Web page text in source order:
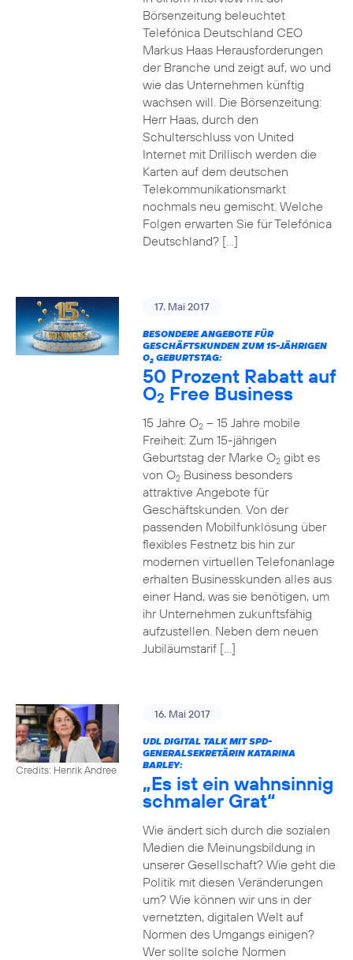
Börsenzeitung beleuchtet
Telefónica Deutschland CEO
Markus Haas Herausforderungen
der Branche und zeigt auf, wo und
wie das Unternehmen künftig
wachsen will. Die Börsenzeitung:
Herr Haas, durch den
Schulterschluss von United
Internet mit Drillisch werden die
Karten auf dem deutschen
Telekommunikationsmarkt
nochmals neu gemischt. Welche
Folgen erwarten Sie für Telefónica
Deutschland? […]
17. Mai 2017
BESONDERE ANGEBOTE FÜR
GESCHÄFTSKUNDEN ZUM 15-JÄHRIGEN
O2GEBURTSTAG:
50 Prozent Rabatt auf
O2 Free Business
15 Jahre O2– 15 Jahre mobile
Freiheit: Zum 15-jährigen
Geburtstag der Marke O2gibt es
von O2Business besonders
attraktive Angebote für
Geschäftskunden. Von der
passenden Mobilfunklösung über
flexibles Festnetz bis hin zur
modernen virtuellen Telefonanlage
erhalten Businesskunden alles aus
einer Hand, was sie benötigen, um
ihr Unternehmen zukunftsfähig
aufzustellen. Neben dem neuen
Jubiläumstarif […]
Credits: Henrik Andree
16. Mai 2017
UDL DIGITAL TALK MIT SPD-
GENERALSEKRETÄRIN KATARINA
BARLEY:
„Es ist ein wahnsinnig
schmaler Grat“
Wie ändert sich durch die sozialen
Medien die Meinungsbildung in
unserer Gesellschaft? Wie geht die
Politik mit diesen Veränderungen
um? Wie können wir uns in der
vernetzten, digitalen Welt auf
Normen des Umgangs einigen?
Wer sollte solche Normen